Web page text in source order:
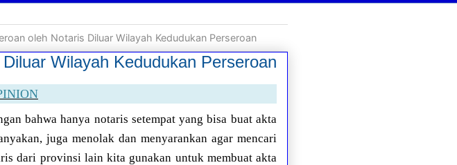
oleh Notaris Diluar Wilayah Kedudukan Perseroan
Wilayah Kedudukan Perseroan
bahwa hanya notaris setempat yang bisa buat akta
juga menolak dan menyarankan agar mencari
dari provinsi lain kita gunakan untuk membuat akta